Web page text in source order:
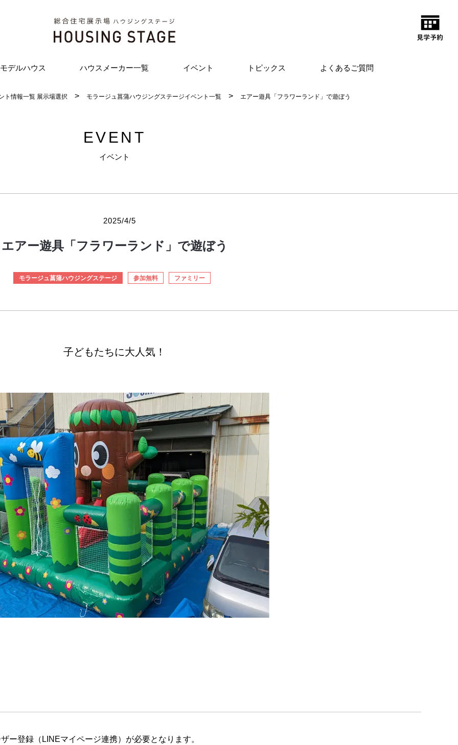
モデルハウス ハウスメーカー一覧 イベント トピックス よくあるご質問
ト情報一覧 展示場選択 モラージュ菖蒲ハウジングステージイベント一覧 エアー遊具「フラワーランド」で遊ぼう
EVENT
イベント
2025/4/5
エアー遊具「フラワーランド」で遊ぼう
モラージュ菖蒲ハウジングステージ 参加無料 ファミリー
子どもたちに大人気！
ー登録（LINEマイページ連携）が必要となります。